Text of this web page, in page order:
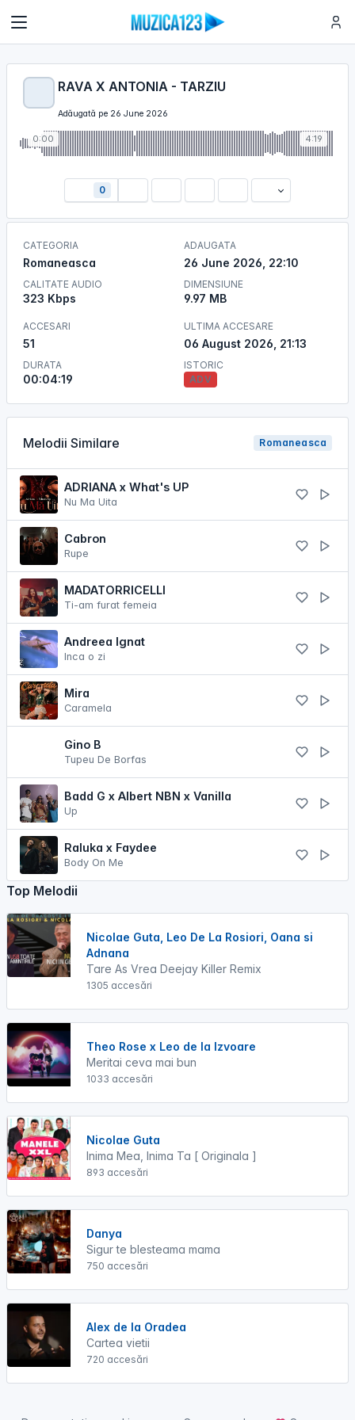
RAVA X ANTONIA - TARZIU
Adăugată pe 26 June 2026
0:00 4:19
0
CATEGORIA
Romaneasca
CALITATE AUDIO
323 Kbps
ADAUGATA
26 June 2026, 22:10
DIMENSIUNE
9.97 MB
ACCESARI
51
DURATA
00:04:19
ULTIMA ACCESARE
06 August 2026, 21:13
ISTORIC
ADV
Melodii Similare Romaneasca
ADRIANA x What's UP
Nu Ma Uita
Cabron
Rupe
MADATORRICELLI
Ti-am furat femeia
Andreea Ignat
Inca o zi
Mira
Caramela
Gino B
Tupeu De Borfas
Badd G x Albert NBN x Vanilla
Up
Raluka x Faydee
Body On Me
Top Melodii
Nicolae Guta, Leo De La Rosiori, Oana si
Adnana
Tare As Vrea Deejay Killer Remix
1305 accesări
Theo Rose x Leo de la Izvoare
Meritai ceva mai bun
1033 accesări
Nicolae Guta
Inima Mea, Inima Ta [ Originala ]
893 accesări
Danya
Sigur te blesteama mama
750 accesări
Alex de la Oradea
Cartea vietii
720 accesări